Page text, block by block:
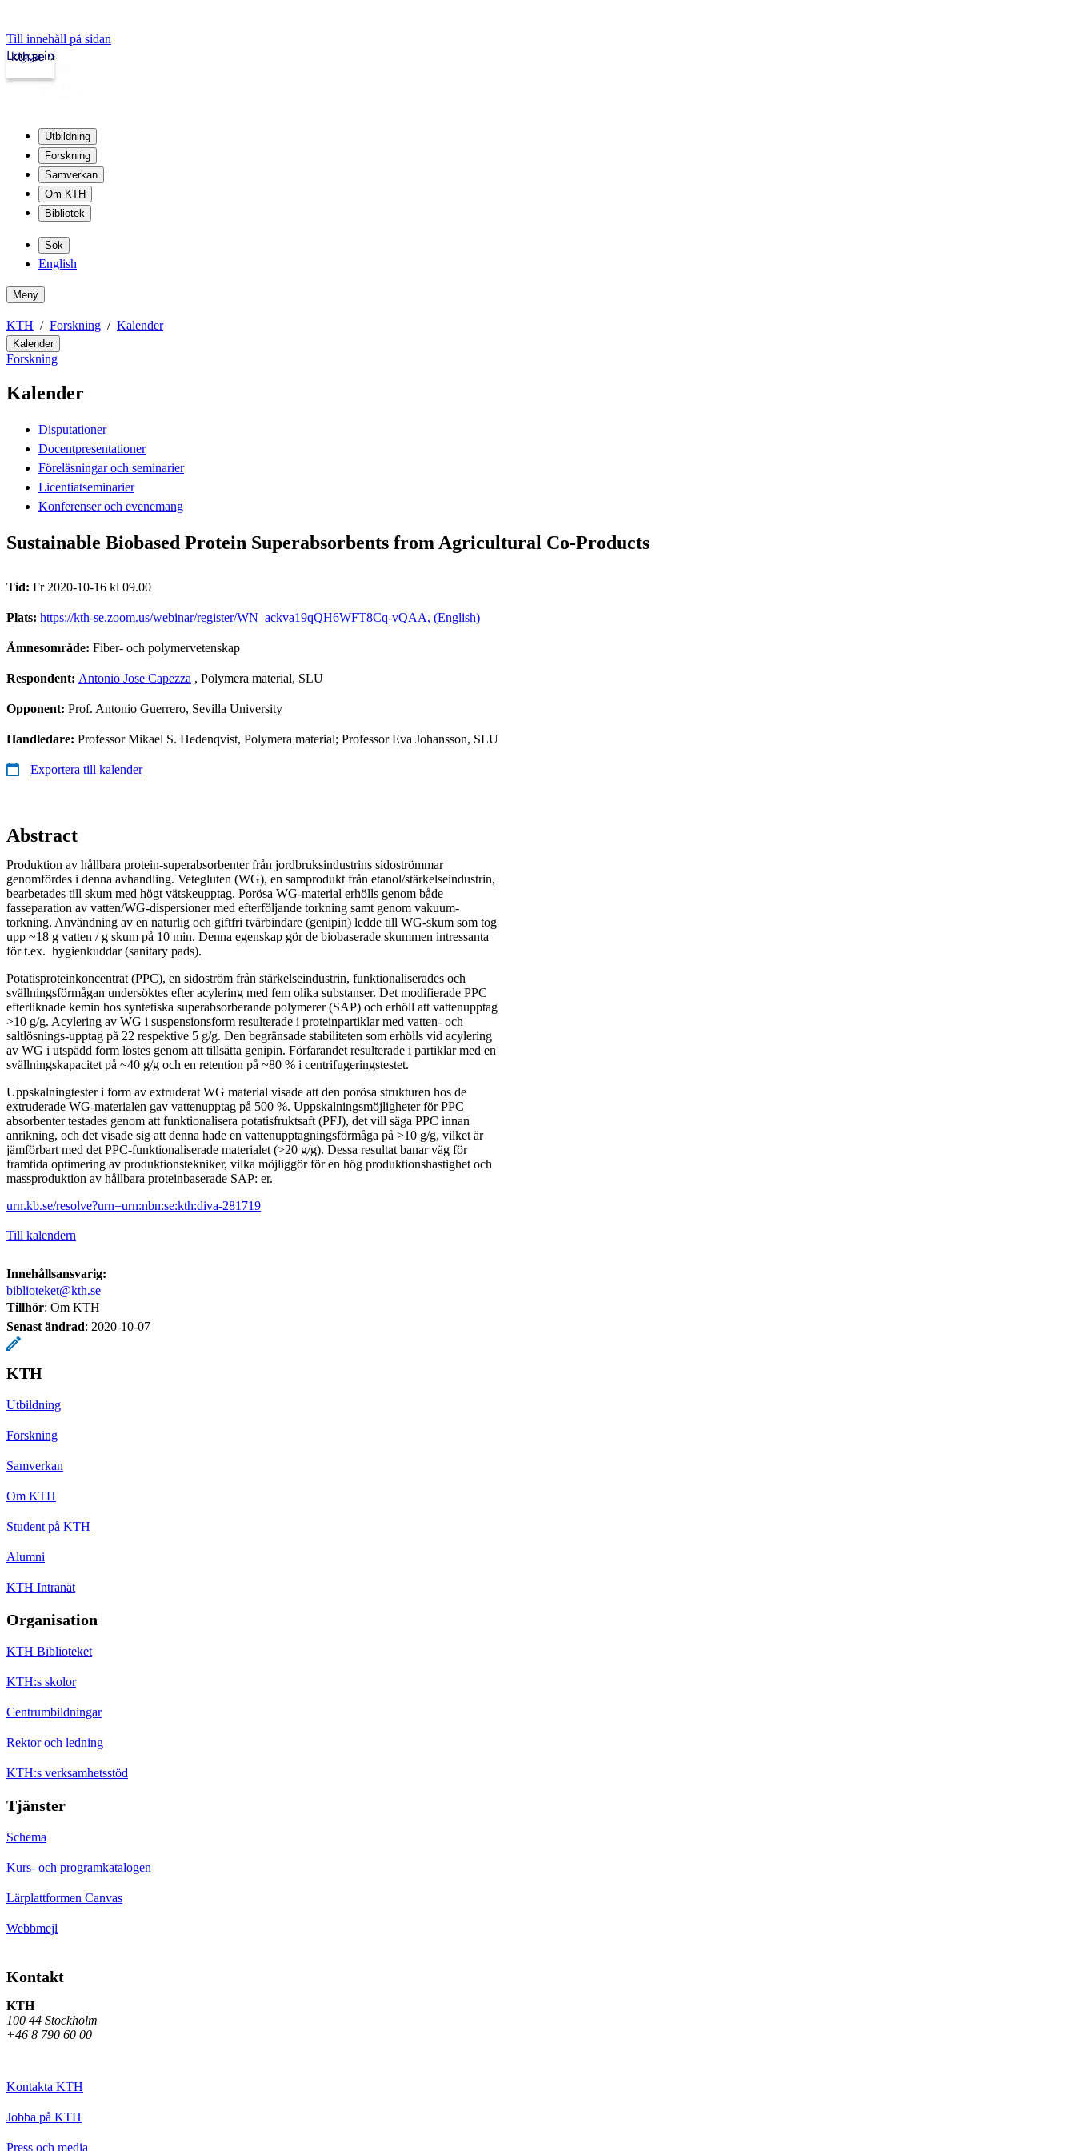
Till innehåll på sidan
kth.se
Logga in
Utbildning
Forskning
Samverkan
Om KTH
Bibliotek
Sök
English
Meny
KTH Forskning Kalender
Kalender
Forskning
Kalender
Disputationer
Docentpresentationer
Föreläsningar och seminarier
Licentiatseminarier
Konferenser och evenemang
Sustainable Biobased Protein Superabsorbents from Agricultural Co-Products
Tid: Fr 2020-10-16 kl 09.00
Plats: https://kth-se.zoom.us/webinar/register/WN_ackva19qQH6WFT8Cq-vQAA, (English)
Ämnesområde: Fiber- och polymervetenskap
Respondent: Antonio Jose Capezza , Polymera material, SLU
Opponent: Prof. Antonio Guerrero, Sevilla University
Handledare: Professor Mikael S. Hedenqvist, Polymera material; Professor Eva Johansson, SLU
Exportera till kalender
Abstract
Produktion av hållbara protein-superabsorbenter från jordbruksindustrins sidoströmmar
genomfördes i denna avhandling. Vetegluten (WG), en samprodukt från etanol/stärkelseindustrin,
bearbetades till skum med högt vätskeupptag. Porösa WG-material erhölls genom både
fasseparation av vatten/WG-dispersioner med efterföljande torkning samt genom vakuum-
torkning. Användning av en naturlig och giftfri tvärbindare (genipin) ledde till WG-skum som tog
upp ~18 g vatten / g skum på 10 min. Denna egenskap gör de biobaserade skummen intressanta
för t.ex. hygienkuddar (sanitary pads).
Potatisproteinkoncentrat (PPC), en sidoström från stärkelseindustrin, funktionaliserades och
svällningsförmågan undersöktes efter acylering med fem olika substanser. Det modifierade PPC
efterliknade kemin hos syntetiska superabsorberande polymerer (SAP) och erhöll att vattenupptag
>10 g/g. Acylering av WG i suspensionsform resulterade i proteinpartiklar med vatten- och
saltlösnings-upptag på 22 respektive 5 g/g. Den begränsade stabiliteten som erhölls vid acylering
av WG i utspädd form löstes genom att tillsätta genipin. Förfarandet resulterade i partiklar med en
svällningskapacitet på ~40 g/g och en retention på ~80 % i centrifugeringstestet.
Uppskalningtester i form av extruderat WG material visade att den porösa strukturen hos de
extruderade WG-materialen gav vattenupptag på 500 %. Uppskalningsmöjligheter för PPC
absorbenter testades genom att funktionalisera potatisfruktsaft (PFJ), det vill säga PPC innan
anrikning, och det visade sig att denna hade en vattenupptagningsförmåga på >10 g/g, vilket är
jämförbart med det PPC-funktionaliserade materialet (>20 g/g). Dessa resultat banar väg för
framtida optimering av produktionstekniker, vilka möjliggör för en hög produktionshastighet och
massproduktion av hållbara proteinbaserade SAP: er.
urn.kb.se/resolve?urn=urn:nbn:se:kth:diva-281719
Till kalendern
Innehållsansvarig:
biblioteket@kth.se
Tillhör: Om KTH
Senast ändrad: 2020-10-07
KTH
Utbildning
Forskning
Samverkan
Om KTH
Student på KTH
Alumni
KTH Intranät
Organisation
KTH Biblioteket
KTH:s skolor
Centrumbildningar
Rektor och ledning
KTH:s verksamhetsstöd
Tjänster
Schema
Kurs- och programkatalogen
Lärplattformen Canvas
Webbmejl
Kontakt
KTH
100 44 Stockholm
+46 8 790 60 00
Kontakta KTH
Jobba på KTH
Press och media